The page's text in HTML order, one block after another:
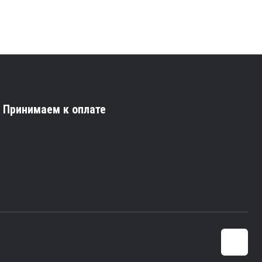
Принимаем к оплате